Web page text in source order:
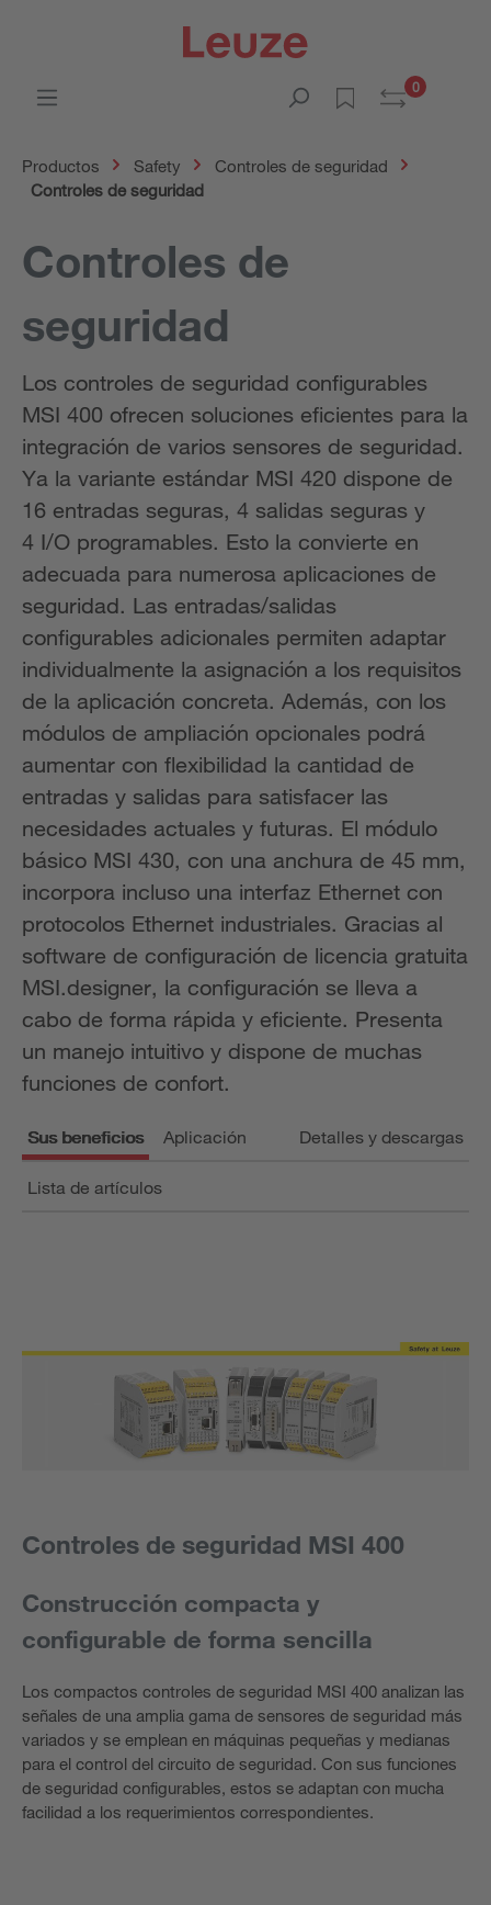
0
Productos Safety
Controles de seguridad
Controles de seguridad
Controles de
seguridad
Los controles de seguridad configurables
MSI 400 ofrecen soluciones eficientes para la
integración de varios sensores de seguridad.
Ya la variante estándar MSI 420 dispone de
16 entradas seguras, 4 salidas seguras y
4 I/O programables. Esto la convierte en
adecuada para numerosa aplicaciones de
seguridad. Las entradas/salidas
configurables adicionales permiten adaptar
individualmente la asignación a los requisitos
de la aplicación concreta. Además, con los
módulos de ampliación opcionales podrá
aumentar con flexibilidad la cantidad de
entradas y salidas para satisfacer las
necesidades actuales y futuras. El módulo
básico MSI 430, con una anchura de 45 mm,
incorpora incluso una interfaz Ethernet con
protocolos Ethernet industriales. Gracias al
software de configuración de licencia gratuita
MSI.designer, la configuración se lleva a
cabo de forma rápida y eficiente. Presenta
un manejo intuitivo y dispone de muchas
funciones de confort.
Sus beneficios Aplicación Detalles y descargas
Lista de artículos
Controles de seguridad MSI 400
Construcción compacta y
configurable de forma sencilla
Los compactos controles de seguridad MSI 400 analizan las
señales de una amplia gama de sensores de seguridad más
variados y se emplean en máquinas pequeñas y medianas
para el control del circuito de seguridad. Con sus funciones
de seguridad configurables, estos se adaptan con mucha
facilidad a los requerimientos correspondientes.